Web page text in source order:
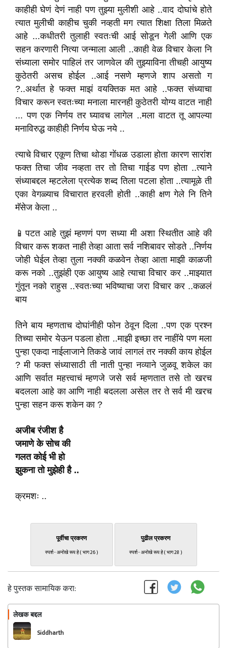
काहीही घेणं देणं नाही पण तुझ्या मुलीशी आहे ..वाद दोघांचे होते
त्यात मुलीची काहीच चुकी नव्हती मग त्यात शिक्षा तिला मिळते
आहे ...कधीतरी तुलाही स्वतःची आई सोडून गेली आणि एक
सहन करणारी नित्या जन्माला आली ..काही वेळ विचार केला नि
संध्याला समोर पाहिलं तर जाणवेल की तुझ्याविना तीचही आयुष्य
कुठेतरी असच होईल ..आई नसणे म्हणजे शाप असतो ग
?..अर्थात हे फक्त माझं वयक्तिक मत आहे ..फक्त संध्याचा
विचार करून स्वतःच्या मनाला मारनही कुठेतरी योग्य वाटत नाही
... पण एक निर्णय तर घ्यावच लागेल ..मला वाटत तू आपल्या
मनाविरुद्ध काहीही निर्णय घेऊ नये ..
त्याचे विचार एकूण तिचा थोडा गोंधळ उडाला होता कारण सारांश
फक्त तिचा जीव नव्हता तर तो तिचा गाईड पण होता ..त्याने
संध्याबद्दल म्हटलेला प्रत्येक शब्द तिला पटला होता ..त्यामूळे ती
एका वेगळ्याच विचारात हरवली होती ..काही क्षण गेले नि तिने
मॅसेज केला ..
📱पटत आहे तुझं म्हणणं पण सध्या मी अशा स्थितीत आहे की
विचार करू शकत नाही तेव्हा आता सर्व नशिबावर सोडते ..निर्णय
जोही घेईल तेव्हा तुला नक्की कळवेन तेव्हा आता माझी काळजी
करू नको ..तुझंही एक आयुष्य आहे त्याचा विचार कर ..माझ्यात
गुंतून नको राहुस ..स्वतःच्या भविष्याचा जरा विचार कर ..कळलं
बाय
तिने बाय म्हणताच दोघांनीही फोन ठेवून दिला ..पण एक प्रश्न
तिच्या समोर येऊन पडला होता ..माझी इच्छा तर नाहींये पण मला
पुन्हा एकदा नाईलाजाने तिकडे जावं लागलं तर नक्की काय होईल
? मी फक्त संध्यासाठी ती नाती पुन्हा नव्याने जुळवू शकेल का
आणि सर्वात महत्त्वाचं म्हणजे जसे सर्व म्हणतात तसे तो खरच
बदलला आहे का आणि नाही बदलला असेल तर ते सर्व मी खरच
पुन्हा सहन करू शकेन का ?
अजीब रंजीश है
जमाणे के सोच की
गलत कोई भी हो
झुकना तो मुझेही है ..
क्रमशः ..
पूर्वीचा प्रकरण
स्पर्श - अनोखे रूप हे ( भाग 26 )
पुढील प्रकरण
स्पर्श - अनोखे रूप हे ( भाग 28 )
हे पुस्तक सामायिक करा:
लेखक बद्दल
Siddharth